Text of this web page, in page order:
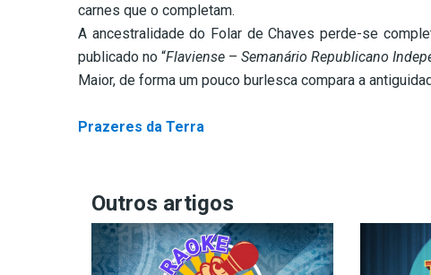
carnes que o completam.
A ancestralidade do Folar de Chaves perde-se
publicado no “Flaviense – Semanário Republicano
Maior, de forma um pouco burlesca compara a
Prazeres da Terra
Outros artigos